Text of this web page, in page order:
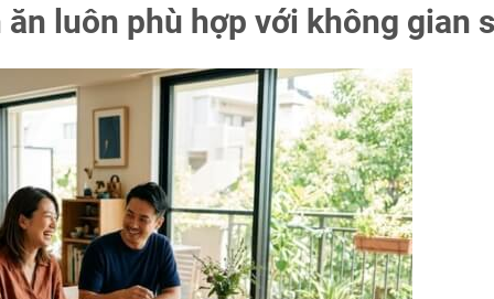
luôn phù hợp với không gian